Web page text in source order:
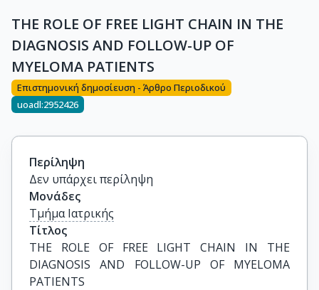
THE ROLE OF FREE LIGHT CHAIN IN THE
DIAGNOSIS AND FOLLOW-UP OF
MYELOMA PATIENTS
Επιστημονική δημοσίευση - Άρθρο Περιοδικού
uoadl:2952426
Περίληψη
Δεν υπάρχει περίληψη
Μονάδες
Τμήμα Ιατρικής
Τίτλος
THE ROLE OF FREE LIGHT CHAIN IN THE
DIAGNOSIS AND FOLLOW-UP OF MYELOMA
PATIENTS